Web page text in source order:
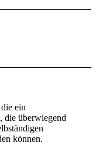
ein
die überwiegend
können.